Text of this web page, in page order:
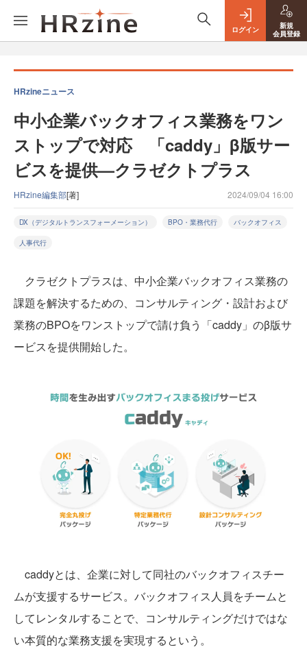
ログイン
新規
会員登録
HRzineニュース
中小企業バックオフィス業務をワン
ストップで対応 「caddy」β版サー
ビスを提供—クラゼクトプラス
HRzine編集部[著] 2024/09/04 16:00
DX（デジタルトランスフォーメーション） BPO・業務代行 バックオフィス
人事代行
クラゼクトプラスは、中小企業バックオフィス業務の
課題を解決するための、コンサルティング・設計および
業務のBPOをワンストップで請け負う「caddy」のβ版サ
ービスを提供開始した。
caddyとは、企業に対して同社のバックオフィスチー
ムが支援するサービス。バックオフィス人員をチームと
してレンタルすることで、コンサルティングだけではな
い本質的な業務支援を実現するという。